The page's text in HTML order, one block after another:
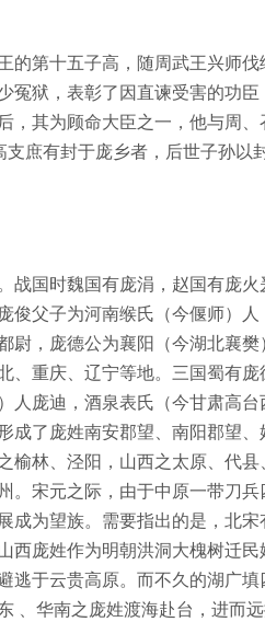
的第十五子高，随周武王兴师
狱，表彰了因直谏受害的功
，其为顾命大臣之一，他与周
支庶有封于庞乡者，后世子孙
战国时魏国有庞涓，赵国有庞
俊父子为河南缑氏（今偃师）
尉，庞德公为襄阳（今湖北襄
、重庆、辽宁等地。三国蜀有
人庞迪，酒泉表氏（今甘肃高
成了庞姓南安郡望、南阳郡望
榆林、泾阳，山西之太原、代
。宋元之际，由于中原一带刀
成为望族。需要指出的是，北
西庞姓作为明朝洪洞大槐树迁
逃于云贵高原。而不久的湖广
、华南之庞姓渡海赴台，进而